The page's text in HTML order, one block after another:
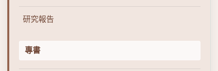
研究報告
專書